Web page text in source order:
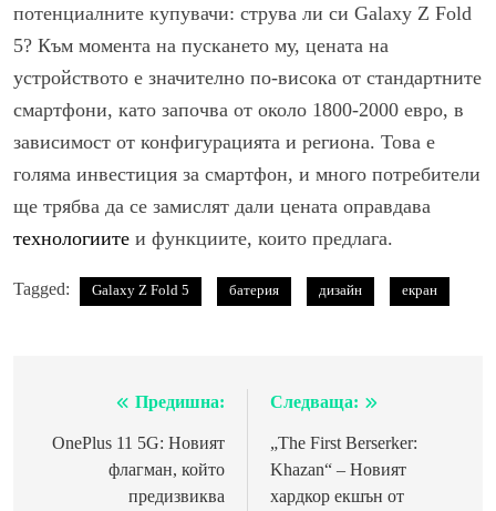
потенциалните купувачи: струва ли си Galaxy Z Fold
5? Към момента на пускането му, цената на
устройството е значително по-висока от стандартните
смартфони, като започва от около 1800-2000 евро, в
зависимост от конфигурацията и региона. Това е
голяма инвестиция за смартфон, и много потребители
ще трябва да се замислят дали цената оправдава
технологиите и функциите, които предлага.
Tagged: Galaxy Z Fold 5 батерия дизайн екран
НавигацияПредишна:
OnePlus 11 5G: Новият
флагман, който
предизвиква
Следваща:
„The First Berserker:
Khazan“ – Новият
хардкор екшън от